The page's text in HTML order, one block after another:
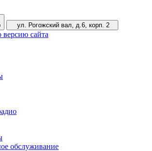
ул. Рогожский вал, д.6, корп. 2
версию сайта
обслуживание